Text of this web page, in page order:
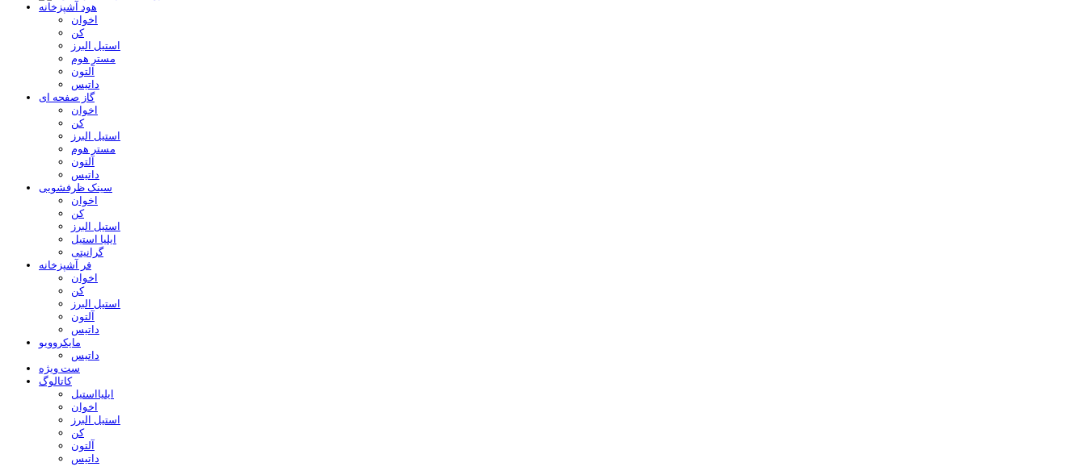
هود آشپزخانه
اخوان
کن
استیل البرز
مستر هوم
آلتون
داتیس
گاز صفحه ای
اخوان
کن
استیل البرز
مستر هوم
آلتون
داتیس
سینک ظرفشویی
اخوان
کن
استیل البرز
ایلیا استیل
گرانیتی
فر آشپزخانه
اخوان
کن
استیل البرز
آلتون
داتیس
مایکروویو
داتیس
ست ویژه
کاتالوگ
ایلیااستیل
اخوان
استیل البرز
کن
آلتون
داتیس